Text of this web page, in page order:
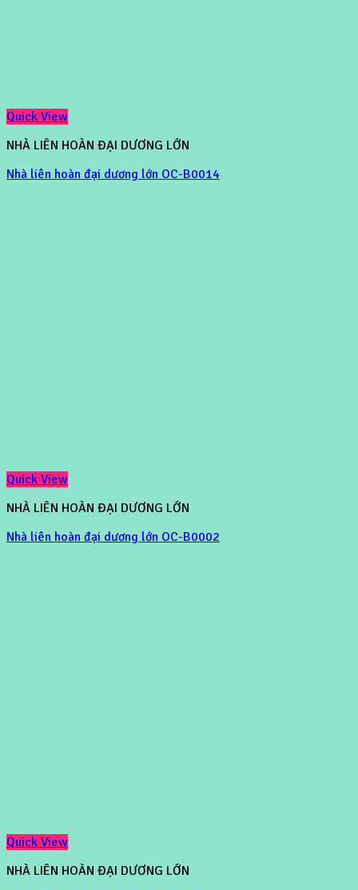
Quick View
NHÀ LIÊN HOÀN ĐẠI DƯƠNG LỚN
Nhà liên hoàn đại dương lớn OC-B0014
Quick View
NHÀ LIÊN HOÀN ĐẠI DƯƠNG LỚN
Nhà liên hoàn đại dương lớn OC-B0002
Quick View
NHÀ LIÊN HOÀN ĐẠI DƯƠNG LỚN